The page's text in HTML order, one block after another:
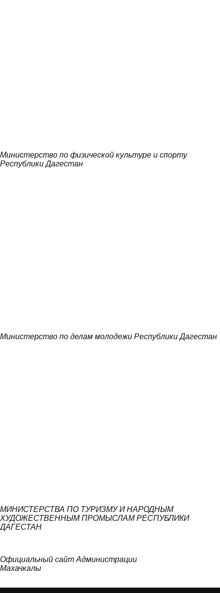
Министерство по физической культуре и спорту
Республики Дагестан
Министерство по делам молодежи Республики Дагестан
МИНИСТЕРСТВА ПО ТУРИЗМУ И НАРОДНЫМ
ХУДОЖЕСТВЕННЫМ ПРОМЫСЛАМ РЕСПУБЛИКИ
ДАГЕСТАН
Официальный сайт Администрации
Махачкалы